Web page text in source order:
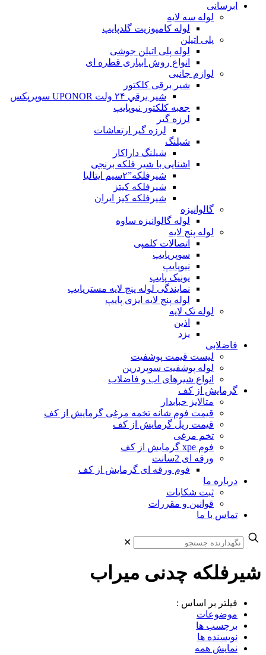
ابرسانی
لوله سه لایه
لوله کامپوزیت گلدپایپ
پلی اتیلن
لوله پلی اتیلن جوشی
انواع روش ابیاری قطره ای
لوازم جانبی
شیر برقی کلکتور
شير برقي ۲۴ ولت UPONOR سوپرپکس
جعبه کلکتور نیوپایپ
لرزه گیر
لرزه گیر ارتعاشات
شیلنگ
شیلنگ داراکار
اشنایی با شیر فلکه برنجی
شیرفلکه”۲سیم ایتالیا
شیرفلکه کیتز
شیرفلکه کیز ایران
گالوانیزه
لوله گالوانیزه ساوه
لوله پنج لایه
اتصالات کلمپی
سوپرپایپ
نیوپایپ
یونیک پایپ
نمایندگی لوله پنج لایه مسترپایپ
لوله پنج لایه ایزی پایپ
لوله تک لایه
اذین
یزد
فاضلابی
لیست قیمت پوشفیت
لوله پوشفیت سوپردرین
انواع شیرهای اب و فاضلاب
گرمایش از کف
متالایز حبابدار
قیمت فوم شانه تخمه مرغی گرمایش از کف
قیمت ریل گرمایش از کف
تخم مرغی
فوم xpe گرمایش از کف
ورقه ای 2سانت
فوم ورقه ای گرمایش از کف
درباره ما
ثبت شکایات
قوانین و مقررات
تماس با ما
✕
شیرفلکه چدنی میراب
فیلتر بر اساس :
موضوعات
برچسب ها
نویسنده ها
نمایش همه